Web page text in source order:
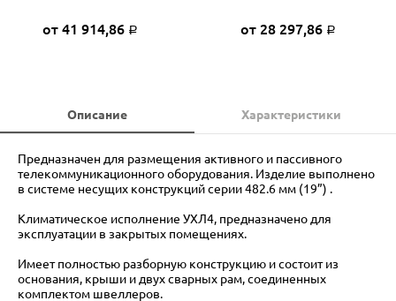
от 41 914,86 Р от 28 297,86 Р
Описание Характеристики
Предназначен для размещения активного и пассивного
телекоммуникационного оборудования. Изделие выполнено
в системе несущих конструкций серии 482.6 мм (19”) .
Климатическое исполнение УХЛ4, предназначено для
эксплуатации в закрытых помещениях.
Имеет полностью разборную конструкцию и состоит из
основания, крыши и двух сварных рам, соединенных
комплектом швеллеров.